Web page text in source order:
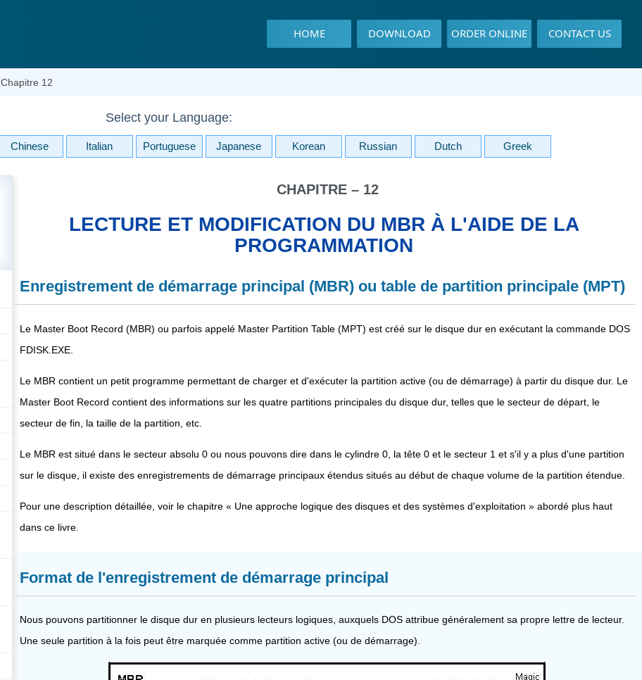
HOME DOWNLOAD ORDER ONLINE CONTACT US
Chapitre 12
Select your Language:
Chinese Italian Portuguese Japanese Korean Russian Dutch Greek
CHAPITRE – 12
LECTURE ET MODIFICATION DU MBR À L'AIDE DE LA
PROGRAMMATION
Enregistrement de démarrage principal (MBR) ou table de partition principale (MPT)
Le Master Boot Record (MBR) ou parfois appelé Master Partition Table (MPT) est créé sur le disque dur en exécutant la commande DOS
FDISK.EXE.
Le MBR contient un petit programme permettant de charger et d'exécuter la partition active (ou de démarrage) à partir du disque dur. Le
Master Boot Record contient des informations sur les quatre partitions principales du disque dur, telles que le secteur de départ, le
secteur de fin, la taille de la partition, etc.
Le MBR est situé dans le secteur absolu 0 ou nous pouvons dire dans le cylindre 0, la tête 0 et le secteur 1 et s'il y a plus d'une partition
sur le disque, il existe des enregistrements de démarrage principaux étendus situés au début de chaque volume de la partition étendue.
Pour une description détaillée, voir le chapitre « Une approche logique des disques et des systèmes d'exploitation » abordé plus haut
dans ce livre.
Format de l'enregistrement de démarrage principal
Nous pouvons partitionner le disque dur en plusieurs lecteurs logiques, auxquels DOS attribue généralement sa propre lettre de lecteur.
Une seule partition à la fois peut être marquée comme partition active (ou de démarrage).